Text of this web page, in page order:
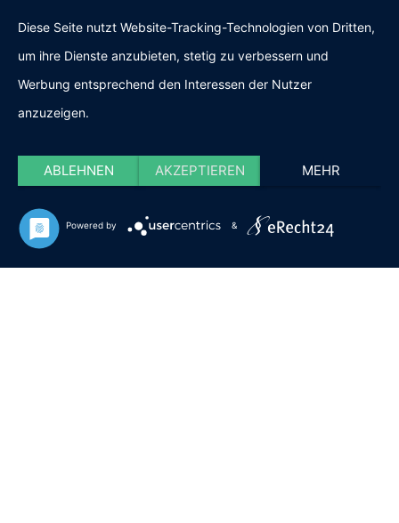
Diese Seite nutzt Website-Tracking-Technologien von Dritten,
um ihre Dienste anzubieten, stetig zu verbessern und
Werbung entsprechend den Interessen der Nutzer
anzuzeigen.
ABLEHNEN AKZEPTIEREN MEHR
Powered by &